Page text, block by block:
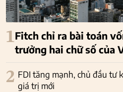
1Fitch chỉ ra bài toán
trưởng hai chữ số của
2 FDI tăng mạnh, chủ đầu tư
giá trị mới